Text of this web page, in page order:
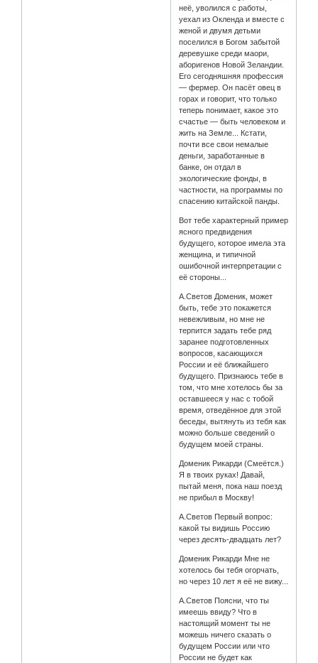
неё, уволился с работы,
уехал из Окленда и вместе с
женой и двумя детьми
поселился в Богом забытой
деревушке среди маори,
аборигенов Новой Зеландии.
Его сегодняшняя профессия
— фермер. Он пасёт овец в
горах и говорит, что только
теперь понимает, какое это
счастье — быть человеком и
жить на Земле... Кстати,
почти все свои немалые
деньги, заработанные в
банке, он отдал в
экологические фонды, в
частности, на программы по
спасению китайской панды.
Вот тебе характерный пример
ясного предвидения
будущего, которое имела эта
женщина, и типичной
ошибочной интерпретации с
её стороны...
А.Светов Доменик, может
быть, тебе это покажется
невежливым, но мне не
терпится задать тебе ряд
заранее подготовленных
вопросов, касающихся
России и её ближайшего
будущего. Признаюсь тебе в
том, что мне хотелось бы за
оставшееся у нас с тобой
время, отведённое для этой
беседы, вытянуть из тебя как
можно больше сведений о
будущем моей страны.
Доменик Рикарди (Смеётся.)
Я в твоих руках! Давай,
пытай меня, пока наш поезд
не прибыл в Москву!
А.Светов Первый вопрос:
какой ты видишь Россию
через десять-двадцать лет?
Доменик Рикарди Мне не
хотелось бы тебя огорчать,
но через 10 лет я её не вижу...
А.Светов Поясни, что ты
имеешь ввиду? Что в
настоящий момент ты не
можешь ничего сказать о
будущем России или что
России не будет как